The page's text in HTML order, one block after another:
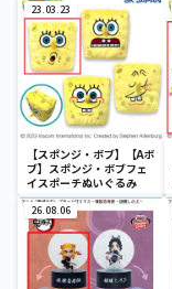
23.03.23
【スポンジ・ボブ】【Aボ
ブ】スポンジ・ボブフェ
イスポーチぬいぐるみ
26.08.06